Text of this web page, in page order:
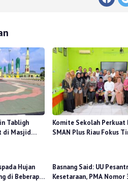
Tabligh
di Masjid
Komite Sekolah Perkuat
SMAN Plus Riau Fokus
Hujan
di Beberapa
Basnang Said: UU
Kesetaraan, PMA Nomor